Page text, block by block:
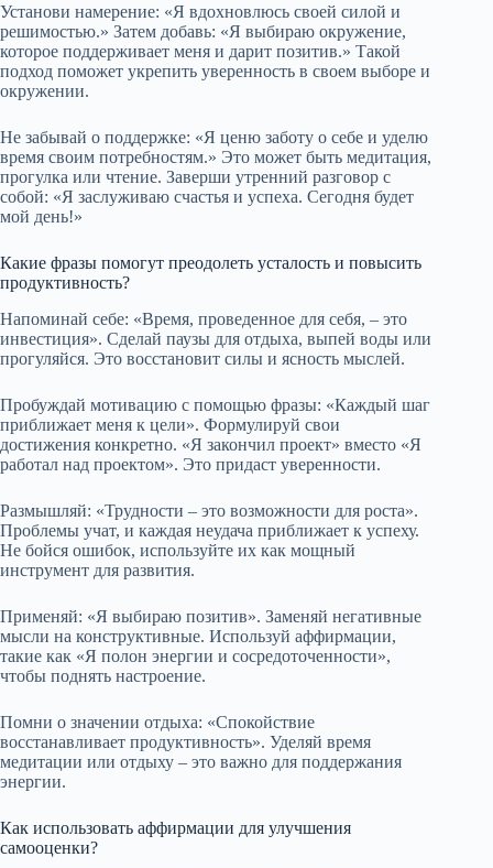
Установи намерение: «Я вдохновлюсь своей силой и
решимостью.» Затем добавь: «Я выбираю окружение,
которое поддерживает меня и дарит позитив.» Такой
подход поможет укрепить уверенность в своем выборе и
окружении.
Не забывай о поддержке: «Я ценю заботу о себе и уделю
время своим потребностям.» Это может быть медитация,
прогулка или чтение. Заверши утренний разговор с
собой: «Я заслуживаю счастья и успеха. Сегодня будет
мой день!»
Какие фразы помогут преодолеть усталость и повысить
продуктивность?
Напоминай себе: «Время, проведенное для себя, – это
инвестиция». Сделай паузы для отдыха, выпей воды или
прогуляйся. Это восстановит силы и ясность мыслей.
Пробуждай мотивацию с помощью фразы: «Каждый шаг
приближает меня к цели». Формулируй свои
достижения конкретно. «Я закончил проект» вместо «Я
работал над проектом». Это придаст уверенности.
Размышляй: «Трудности – это возможности для роста».
Проблемы учат, и каждая неудача приближает к успеху.
Не бойся ошибок, используйте их как мощный
инструмент для развития.
Применяй: «Я выбираю позитив». Заменяй негативные
мысли на конструктивные. Используй аффирмации,
такие как «Я полон энергии и сосредоточенности»,
чтобы поднять настроение.
Помни о значении отдыха: «Спокойствие
восстанавливает продуктивность». Уделяй время
медитации или отдыху – это важно для поддержания
энергии.
Как использовать аффирмации для улучшения
самооценки?